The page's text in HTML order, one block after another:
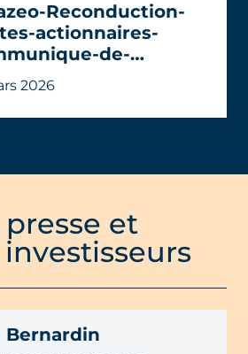
Reconduction-
actionnaires-
de-
2026
et
Bernardin